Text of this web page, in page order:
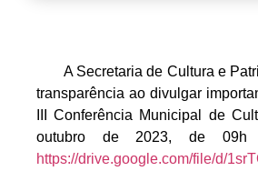
A Secretaria de Cultura e
transparência ao divulgar
III Conferência Municipal de
outubro de 2023, de
https://drive.google.com/file/d/